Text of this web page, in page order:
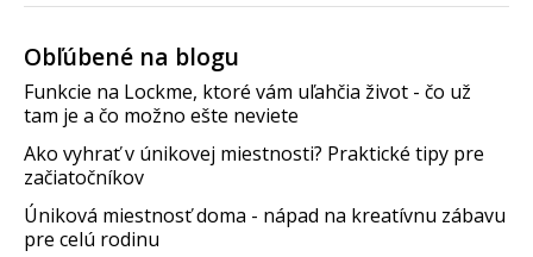
Obľúbené na blogu
Funkcie na Lockme, ktoré vám uľahčia život - čo už
tam je a čo možno ešte neviete
Ako vyhrať v únikovej miestnosti? Praktické tipy pre
začiatočníkov
Úniková miestnosť doma - nápad na kreatívnu zábavu
pre celú rodinu